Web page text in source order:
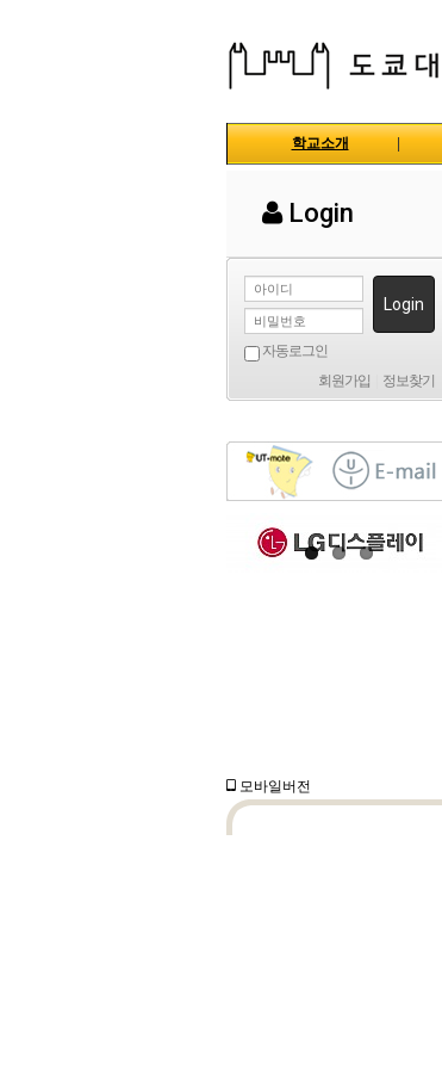
학교소개
Login
Login
자동로그인
회원가입
정보찾기
모바일버전